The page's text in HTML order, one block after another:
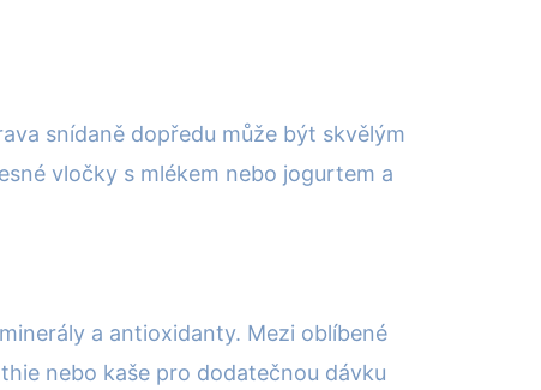
snídaně dopředu může být skvělým
vločky s mlékem nebo jogurtem a
a antioxidanty. Mezi oblíbené
nebo kaše pro dodatečnou dávku